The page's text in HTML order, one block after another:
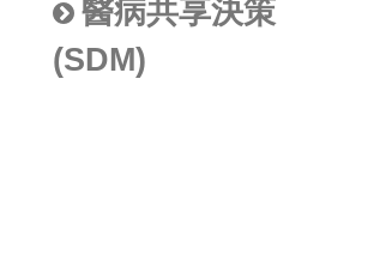
醫病共享決策
(SDM)